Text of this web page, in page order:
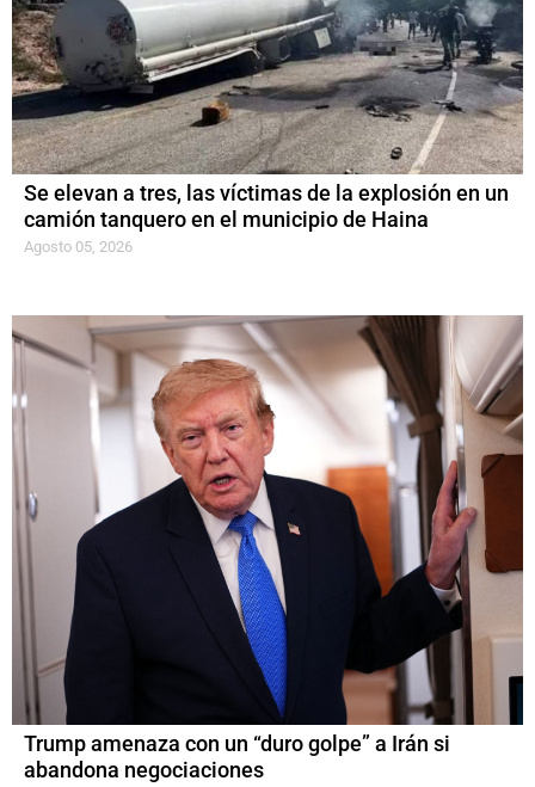
Se elevan a tres, las víctimas de la explosión en un
camión tanquero en el municipio de Haina
Agosto 05, 2026
Trump amenaza con un “duro golpe” a Irán si
abandona negociaciones